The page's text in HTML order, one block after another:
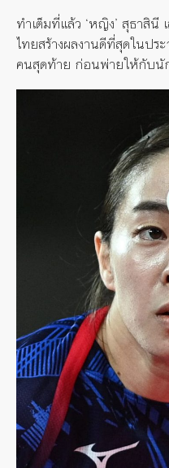
ทำเต็มที่แล้ว ‘หญิง’ สุธาสินี
ไทยสร้างผลงานดีที่สุดในปร
คนสุดท้าย ก่อนพ่ายให้กับ